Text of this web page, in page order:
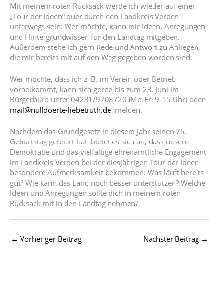
Mit meinem roten Rucksack werde ich wieder auf einer
„Tour der Ideen“ quer durch den Landkreis Verden
unterwegs sein: Wer möchte, kann mir Ideen, Anregungen
und Hintergrundwissen für den Landtag mitgeben.
Außerdem stehe ich gern Rede und Antwort zu Anliegen,
die mir bereits mit auf den Weg gegeben worden sind.
Wer möchte, dass ich z. B. im Verein oder Betrieb
vorbeikommt, kann sich gerne bis zum 23. Juni im
Bürgerbüro unter 04231/9708720 (Mo-Fr. 9-15 Uhr) oder
mail@nulldoerte-liebetruth.de melden.
Nachdem das Grundgesetz in diesem Jahr seinen 75.
Geburtstag gefeiert hat, bietet es sich an, dass unsere
Demokratie und das vielfältige ehrenamtliche Engagement
im Landkreis Verden bei der diesjährigen Tour der Ideen
besondere Aufmerksamkeit bekommen: Was läuft bereits
gut? Wie kann das Land noch besser unterstützen? Welche
Ideen und Anregungen sollte dich in meinem roten
Rucksack mit in den Landtag nehmen?
← Vorheriger Beitrag Nächster Beitrag →